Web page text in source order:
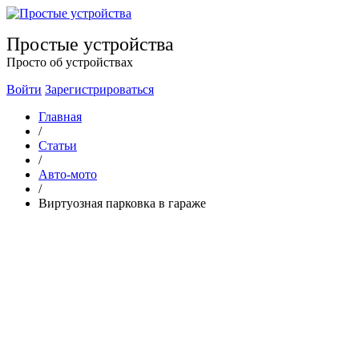
Простые устройства
Просто об устройствах
Войти Зарегистрироваться
Главная
/
Статьи
/
Авто-мото
/
Виртуозная парковка в гараже